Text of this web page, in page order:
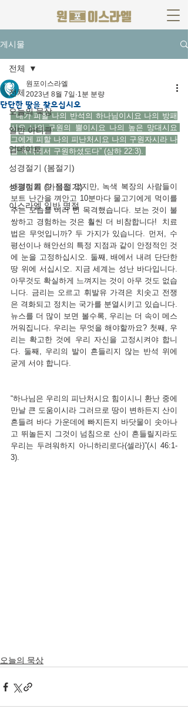
게시물
전체
오늘의 묵상
일반 아티클
업데이트
성경절기 (봄절기)
성경절기 (가을절기)
이스라엘 일반 명절
전체
단단한 땅을 찾으십시오
원포이스라엘
2023년 8월 7일 1분 분량
“내가 피할 나의 반석의 하나님이시요 나의 방패
시요 나의 구원의 뿔이시요 나의 높은 망대시요
그에게 피할 나의 피난처시요 나의 구원자시라 나
를 폭력에서 구원하셨도다” (삼하 22:3).
배멀미를 한 적은 없지만, 녹색 복장의 사람들이
보트 난간을 껴안고 10분마다 물고기에게 먹이를
주는 모습을 여러 번 목격했습니다. 보는 것이 불
쌍하고 경험하는 것은 훨씬 더 비참합니다!  치료
법은 무엇입니까? 두 가지가 있습니다. 먼저, 수
평선이나 해안선의 특정 지점과 같이 안정적인 것
에 눈을 고정하십시오. 둘째, 배에서 내려 단단한
땅 위에 서십시오. 지금 세계는 성난 바다입니다.
아무것도 확실하게 느껴지는 것이 아무 것도 없습
니다. 금리는 오르고 휘발유 가격은 치솟고 전쟁
은 격화되고 정치는 국가를 분열시키고 있습니다.
뉴스를 더 많이 보면 볼수록, 우리는 더 속이 메스
꺼워집니다. 우리는 무엇을 해야할까요? 첫째, 우
리는 확고한 것에 우리 자신을 고정시켜야 합니
다. 둘째, 우리의 발이 흔들리지 않는 반석 위에
굳게 서야 합니다.
“하나님은 우리의 피난처시요 힘이시니 환난 중에
만날 큰 도움이시라 그러므로 땅이 변하든지 산이
흔들려 바다 가운데에 빠지든지 바닷물이 솟아나
고 뛰놀든지 그것이 넘침으로 산이 흔들릴지라도
우리는 두려워하지 아니하리로다(셀라)”(시 46:1-
3).
오늘의 묵상